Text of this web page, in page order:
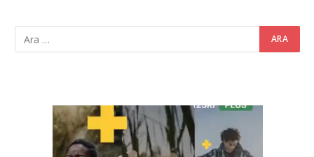
Video
oynatıcı